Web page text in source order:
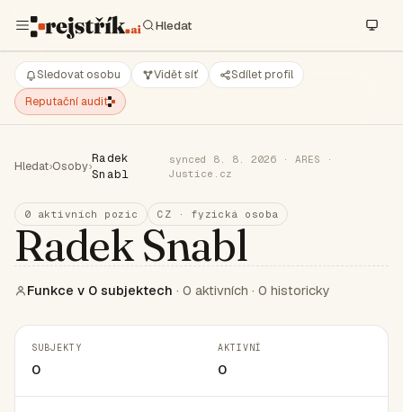
Sledovat osobu Vidět síť
Sdílet profil
Reputační audit
Hledat›Osoby›
Radek
Snabl
synced 8. 8. 2026 · ARES ·
Justice.cz
0 aktivních pozic CZ · fyzická osoba
Radek Snabl
Funkce v 0 subjektech · 0 aktivních · 0 historicky
SUBJEKTY
0
AKTIVNÍ
0